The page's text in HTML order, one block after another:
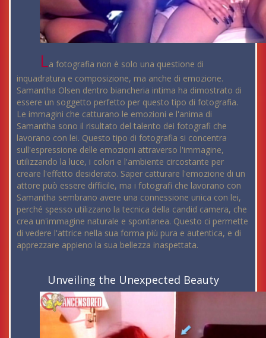
La fotografia non è solo una questione di
inquadratura e composizione, ma anche di emozione.
Samantha Olsen dentro biancheria intima ha dimostrato di
essere un soggetto perfetto per questo tipo di fotografia.
Le immagini che catturano le emozioni e l'anima di
Samantha sono il risultato del talento dei fotografi che
lavorano con lei. Questo tipo di fotografia si concentra
sull'espressione delle emozioni attraverso l'immagine,
utilizzando la luce, i colori e l'ambiente circostante per
creare l'effetto desiderato. Saper catturare l'emozione di un
attore può essere difficile, ma i fotografi che lavorano con
Samantha sembrano avere una connessione unica con lei,
perché spesso utilizzano la tecnica della candid camera, che
crea un'immagine naturale e spontanea. Questo ci permette
di vedere l'attrice nella sua forma più pura e autentica, e di
apprezzare appieno la sua bellezza inaspettata.
Unveiling the Unexpected Beauty